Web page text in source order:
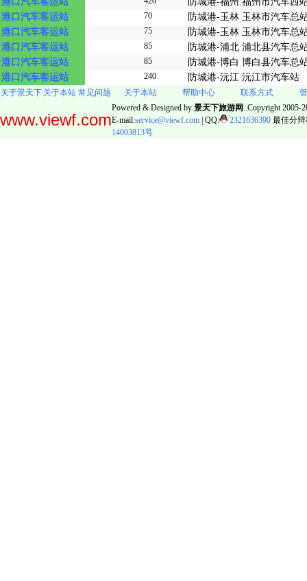
港口汽车客运站
70
防城港-玉林 玉林市汽车总
港口汽车客运站
75
防城港-玉林 玉林市汽车总
港口汽车客运站
85
防城港-浦北 浦北县汽车总
港口汽车客运站
85
防城港-博白 博白县汽车总
港口汽车客运站
240 防城港-沅江 沅江市汽车站
关于景天下 关于本站 常见问题 关于本站 帮助中心 联系方式
www.viewf.com
Powered & Designed by 景天下旅游网 . Copyright 2005-
E-mail:service@viewf.com | QQ: 2321636390 最佳分
14003813号